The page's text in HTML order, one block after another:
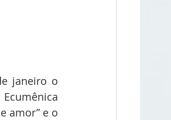
janeiro o
amor” e o